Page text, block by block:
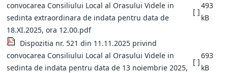
convocarea Consiliului Local al Orasului Videle in
sedinta extraordinara de indata pentru data de
18.XI.2025, ora 12.00.pdf
[ ]
493
kB
Dispozitia nr. 521 din 11.11.2025 privind
convocarea Consiliului Local al Orasului Videle in
sedinta de indata pentru data de 13 noiembrie 2025,
[ ]
693
kB